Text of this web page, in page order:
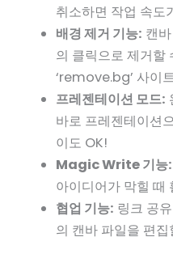
취소하면 작업 속도
배경 제거 기능: 캔
의 클릭으로 제거할
‘remove.bg’ 사이
프레젠테이션 모드:
바로 프레젠테이션
이도 OK!
Magic Write 기능:
아이디어가 막힐 때
협업 기능: 링크 공
의 캔바 파일을 편